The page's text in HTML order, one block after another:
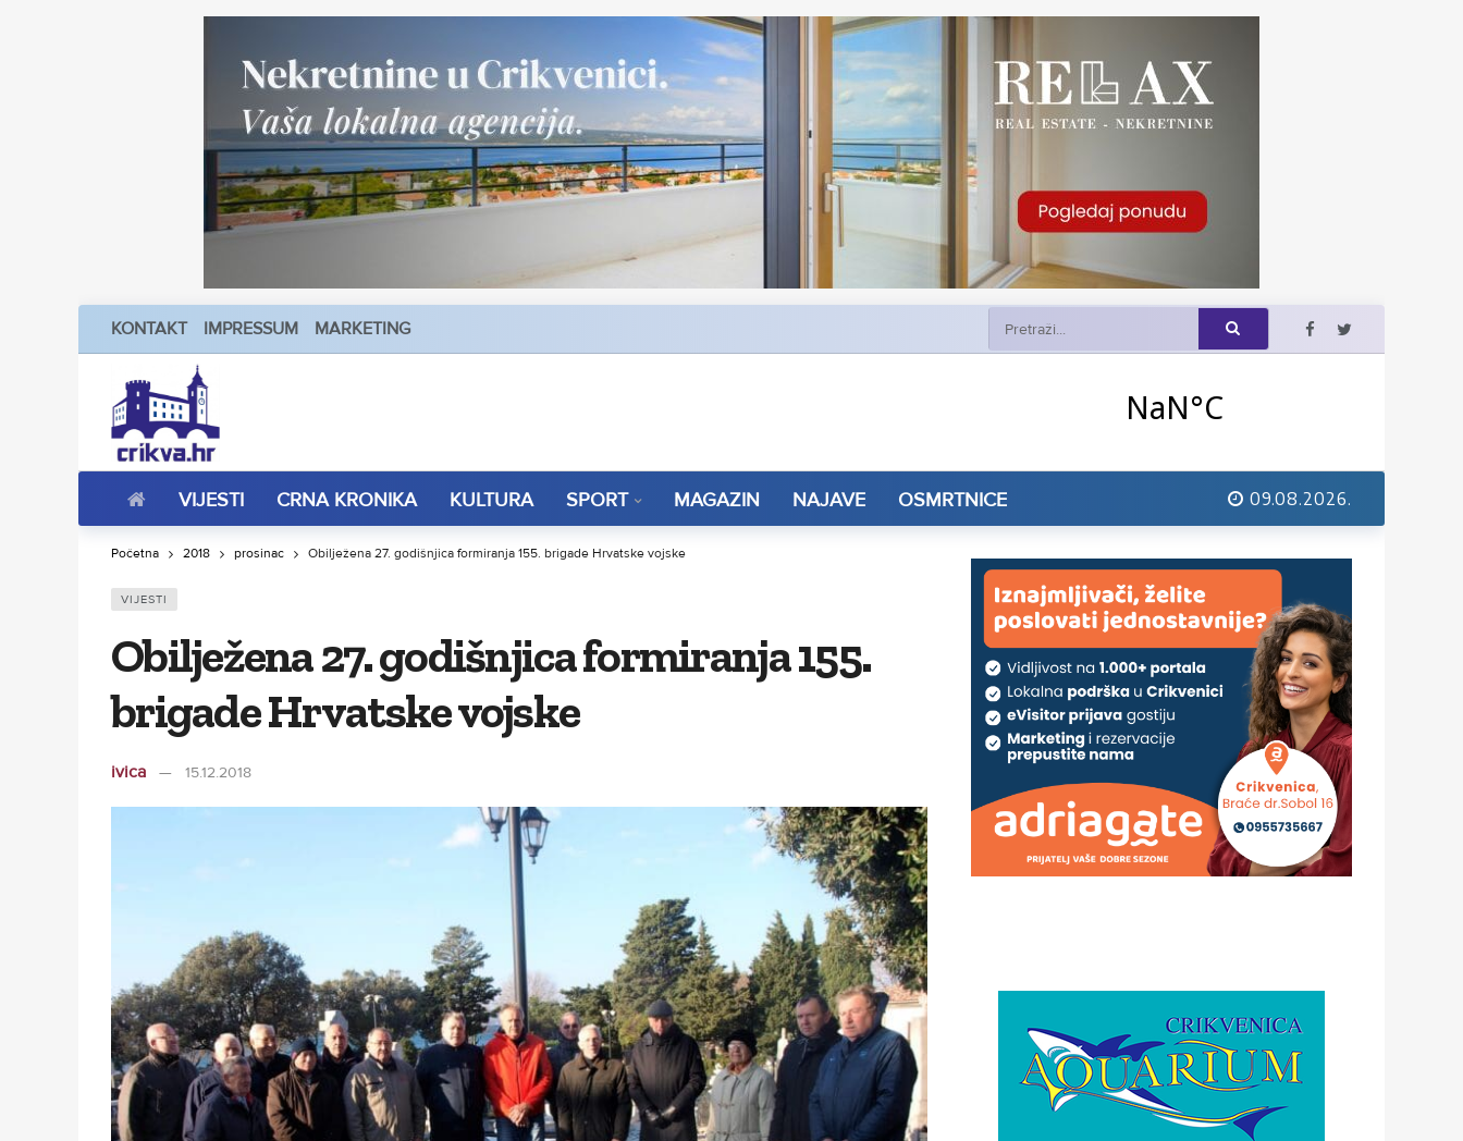
KONTAKT IMPRESSUM MARKETING
VIJESTI CRNA KRONIKA KULTURA SPORT MAGAZIN NAJAVE OSMRTNICE 09.08.2026.
Početna 2018 prosinac Obilježena 27. godišnjica formiranja 155. brigade Hrvatske vojske
VIJESTI
Obilježena 27. godišnjica formiranja 155.
brigade Hrvatske vojske
ivica 15.12.2018